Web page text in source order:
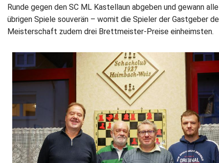
Kontakt
Impressum
Datenschutz
Runde gegen den SC ML Kastellaun abgeben und gewann alle
übrigen Spiele souverän – womit die Spieler der Gastgeber
Meisterschaft zudem drei Brettmeister-Preise einheimsten.